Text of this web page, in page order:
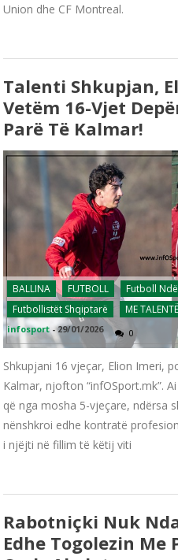
Union dhe CF Montreal.
Talenti Shkupjan,
Vetëm 16-Vjet
Parë Të Kalmar!
BALLINA FUTBOLL
Futboll
Futbollistët Shqiptarë
ME
infosport -29/01/2026 0
Shkupjani 16 vjeçar, Elion Imeri,
Kalmar, njofton “infOSport.mk”.
që nga mosha 5-vjeçare, ndërsa
nënshkroi edhe kontratë
i njëjti në fillim të këtij viti
Rabotniçki Nuk
Edhe Togolezin Me